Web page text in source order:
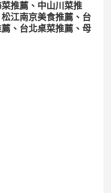
推薦、中山川菜推
江南京美食推薦、台
、台北桌菜推薦、母